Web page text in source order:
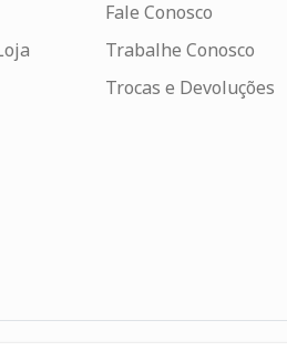
Fale Conosco
Trabalhe Conosco
Trocas e Devoluções